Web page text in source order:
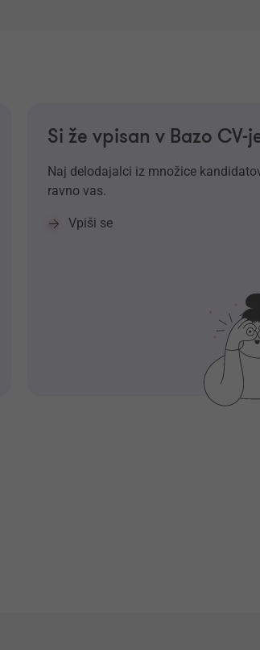
Si že vpisan v Bazo CV-
Naj delodajalci iz množice
ravno vas.
Vpiši se